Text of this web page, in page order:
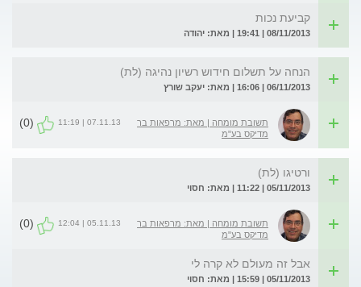
קביעת נכות
08/11/2013 | 19:41 | מאת: יהודה
הנחה על תשלום חידוש רשיון נהיגה (לת)
06/11/2013 | 16:06 | מאת: יעקב שורץ
תשובת מומחה | מאת: מרפאות בר
מדיקס בע"מ
07.11.13 | 11:19
(0)
ורטיגו (לת)
05/11/2013 | 11:22 | מאת: חסוי
תשובת מומחה | מאת: מרפאות בר
מדיקס בע"מ
05.11.13 | 12:04
(0)
אבל זה מעולם לא קרה לי
05/11/2013 | 15:59 | מאת: חסוי